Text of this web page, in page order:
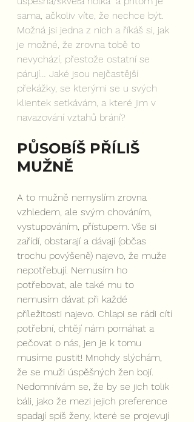
sama, ačkoliv víte, že nechce být.
Možná jsi jedna z nich a říkáš si, jak
je možné, že zrovna tobě to
nevychází, přestože ostatní se
párují… Jaké jsou nejčastější
překážky, se kterými se u svých
klientek setkávám, a které jim v
navazování vztahů brání?
PŮSOBÍŠ PŘÍLIŠ
MUŽNĚ
A to mužně nemyslím zrovna
vzhledem, ale svým chováním,
vystupováním, přístupem. Vše si
zařídí, obstarají a dávají (občas
trochu povýšeně) najevo, že muže
nepotřebují. Nemusím ho
potřebovat, ale také mu to
nemusím dávat při každé
příležitosti najevo. Chlapi se rádi cítí
potřební, chtějí nám pomáhat a
pečovat o nás, jen je k tomu
musíme pustit! Mnohdy slýchám,
že se muži úspěšných žen bojí.
Nedomnívám se, že by se jich tolik
báli, jako že mezi jejich preference
spadají spíš ženy, které se projevují